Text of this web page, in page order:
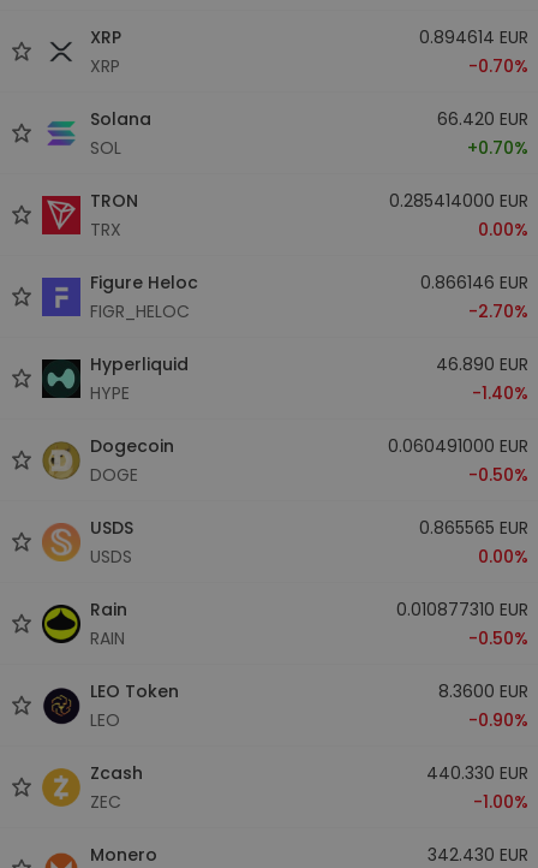
XRP
XRP
0.894614 EUR
-0.70%
Solana
SOL
66.420 EUR
+0.70%
TRON
TRX
0.285414000 EUR
0.00%
Figure Heloc
FIGR_HELOC
0.866146 EUR
-2.70%
Hyperliquid
HYPE
46.890 EUR
-1.40%
Dogecoin
DOGE
0.060491000 EUR
-0.50%
USDS
USDS
0.865565 EUR
0.00%
Rain
RAIN
0.010877310 EUR
-0.50%
LEO Token
LEO
8.3600 EUR
-0.90%
Zcash
ZEC
440.330 EUR
-1.00%
Monero
342.430 EUR